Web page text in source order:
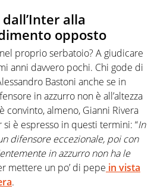
alla
opposto
proprio serbatoio? A giudicare
anni davvero pochi. Chi gode di
Bastoni anche se in
in azzurro non è all’altezza
convinto, almeno, Gianni Rivera
si è espresso in questi termini: “In
difensore eccezionale, poi con
in azzurro non ha le
mettere un po’ di pepe in vista
.